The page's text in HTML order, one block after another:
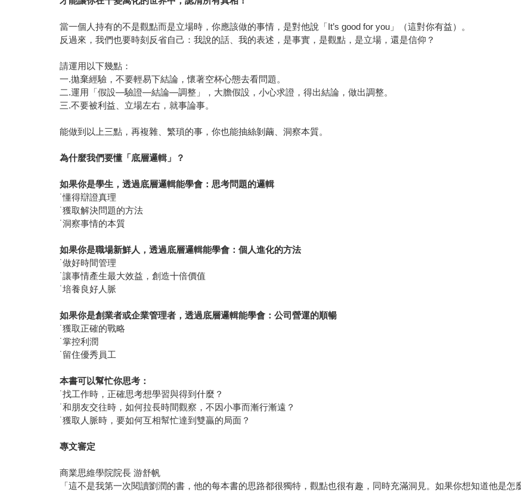
當一個人持有的不是觀點而是立場時，你應該做的事情，是對他說「It’s good for you」（這對你有益）。
反過來，我們也要時刻反省自己：我說的話、我的表述，是事實，是觀點，是立場，還是信仰？
請運用以下幾點：
一.拋棄經驗，不要輕易下結論，懷著空杯心態去看問題。
二.運用「假設—驗證—結論—調整」，大膽假設，小心求證，得出結論，做出調整。
三.不要被利益、立場左右，就事論事。
能做到以上三點，再複雜、繁瑣的事，你也能抽絲剝繭、洞察本質。
為什麼我們要懂「底層邏輯」？
如果你是學生，透過底層邏輯能學會：思考問題的邏輯
˙懂得辯證真理
˙獲取解決問題的方法
˙洞察事情的本質
如果你是職場新鮮人，透過底層邏輯能學會：個人進化的方法
˙做好時間管理
˙讓事情產生最大效益，創造十倍價值
˙培養良好人脈
如果你是創業者或企業管理者，透過底層邏輯能學會：公司營運的順暢
˙獲取正確的戰略
˙掌控利潤
˙留住優秀員工
本書可以幫忙你思考：
˙找工作時，正確思考想學習與得到什麼？
˙和朋友交往時，如何拉長時間觀察，不因小事而漸行漸遠？
˙獲取人脈時，要如何互相幫忙達到雙贏的局面？
專文審定
商業思維學院院長 游舒帆
「這不是我第一次閱讀劉潤的書，他的每本書的思路都很獨特，觀點也很有趣，同時充滿洞見。如果你想知道他是